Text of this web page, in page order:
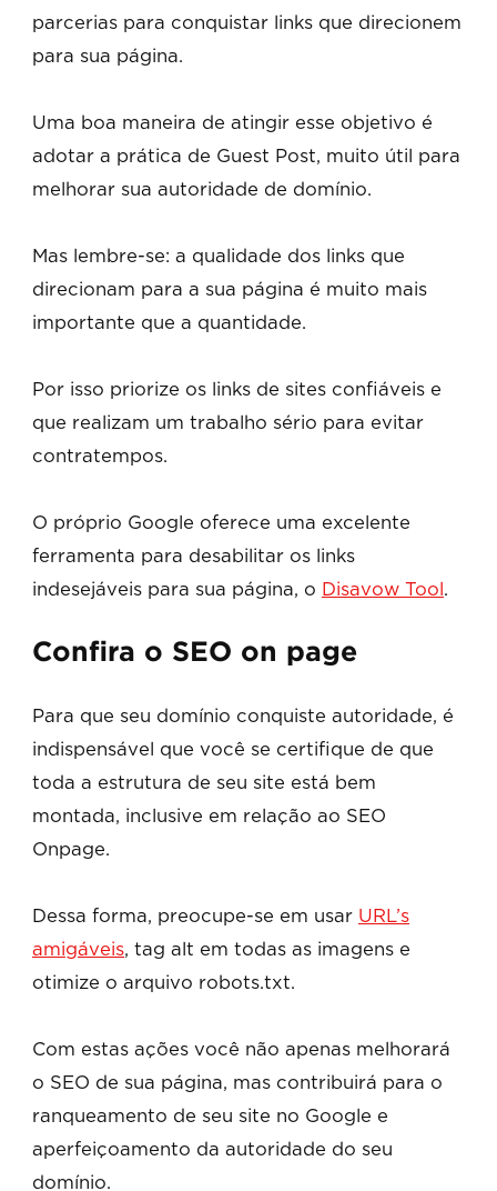
parcerias para conquistar links que direcionem
para sua página.
Uma boa maneira de atingir esse objetivo é
adotar a prática de Guest Post, muito útil para
melhorar sua autoridade de domínio.
Mas lembre-se: a qualidade dos links que
direcionam para a sua página é muito mais
importante que a quantidade.
Por isso priorize os links de sites confiáveis e
que realizam um trabalho sério para evitar
contratempos.
O próprio Google oferece uma excelente
ferramenta para desabilitar os links
indesejáveis para sua página, o Disavow Tool .
Confira o SEO on page
Para que seu domínio conquiste autoridade, é
indispensável que você se certifique de que
toda a estrutura de seu site está bem
montada, inclusive em relação ao SEO
Onpage.
Dessa forma, preocupe-se em usar URL’s
amigáveis, tag alt em todas as imagens e
otimize o arquivo robots.txt.
Com estas ações você não apenas melhorará
o SEO de sua página, mas contribuirá para o
ranqueamento de seu site no Google e
aperfeiçoamento da autoridade do seu
domínio.